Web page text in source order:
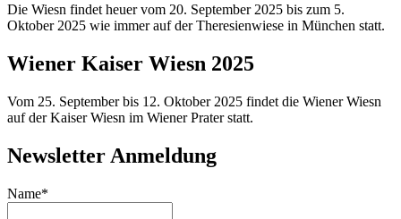
Die Wiesn findet heuer vom 20. September 2025 bis zum 5.
Oktober 2025 wie immer auf der Theresienwiese in München statt.
Wiener Kaiser Wiesn 2025
Vom 25. September bis 12. Oktober 2025 findet die Wiener Wiesn
auf der Kaiser Wiesn im Wiener Prater statt.
Newsletter Anmeldung
Name*